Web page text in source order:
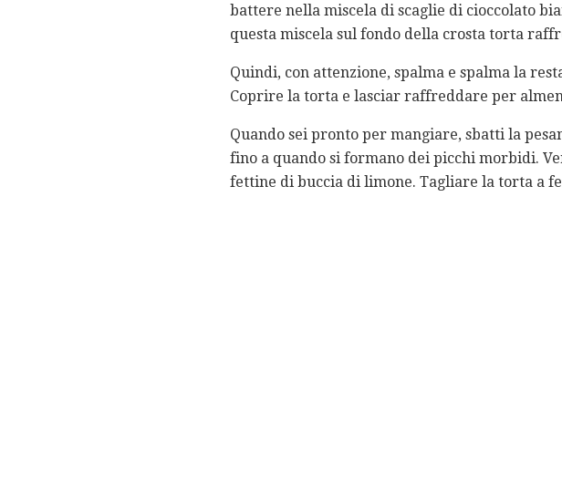
battere nella miscela di scaglie di cioccolato
questa miscela sul fondo della crosta torta
Quindi, con attenzione, spalma e spalma la
Coprire la torta e lasciar raffreddare per
Quando sei pronto per mangiare, sbatti la
fino a quando si formano dei picchi morbidi.
fettine di buccia di limone. Tagliare la torta a